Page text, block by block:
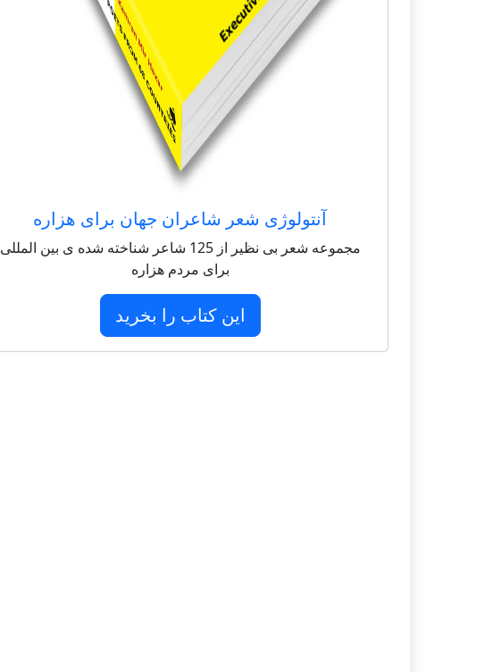
آنتولوژی شعر شاعران جهان برای هزاره
مجموعه شعر بی نظیر از 125 شاعر شناخته شده ی بین المللی
برای مردم هزاره
این کتاب را بخرید